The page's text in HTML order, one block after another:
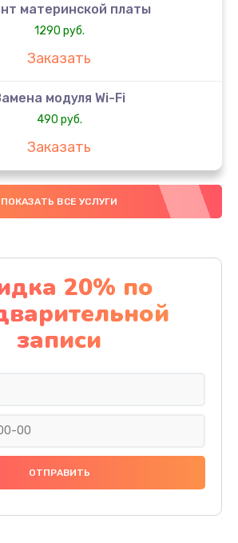
материнской платы
1290 руб.
Заказать
модуля Wi-Fi
490 руб.
Заказать
микрофона
1600 руб.
аккумулятора
1130 руб.
Заказать
тачскрина
740 руб.
ПОКАЗАТЬ ВСЕ УСЛУГИ
20% по
записи